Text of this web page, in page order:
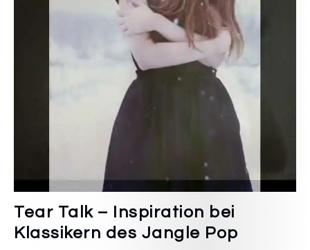
Tear Talk – Inspiration bei
Klassikern des Jangle Pop